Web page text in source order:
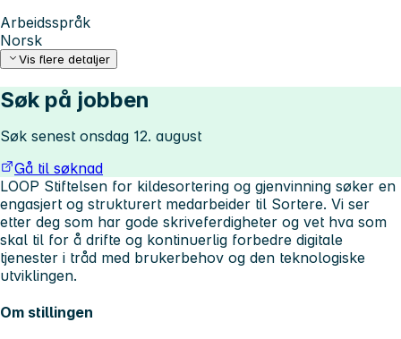
Arbeidsspråk
Norsk
Vis flere detaljer
Søk på jobben
Søk senest onsdag 12. august
Gå til søknad
LOOP Stiftelsen for kildesortering og gjenvinning søker en
engasjert og strukturert medarbeider til Sortere. Vi ser
etter deg som har gode skriveferdigheter og vet hva som
skal til for å drifte og kontinuerlig forbedre digitale
tjenester i tråd med brukerbehov og den teknologiske
utviklingen.
Om stillingen